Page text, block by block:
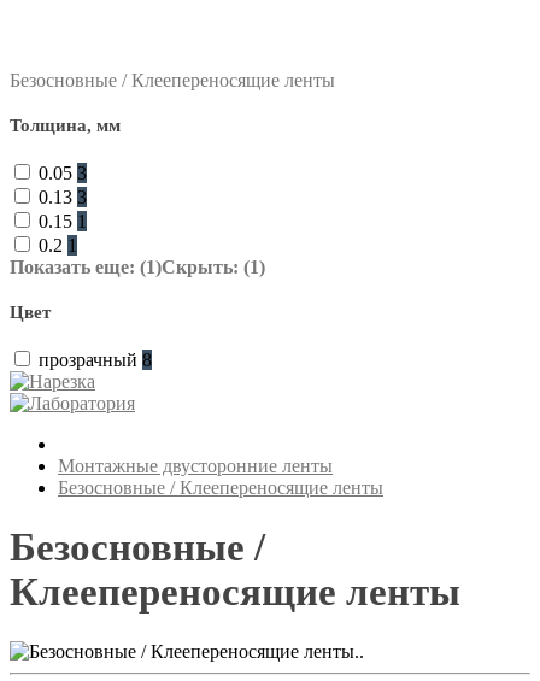
Безосновные / Клеепереносящие ленты
Толщина, мм
0.05 3
0.13 3
0.15 1
0.2 1
Показать еще: (1)Скрыть: (1)
Цвет
прозрачный 8
Монтажные двусторонние ленты
Безосновные / Клеепереносящие ленты
Безосновные /
Клеепереносящие ленты
..